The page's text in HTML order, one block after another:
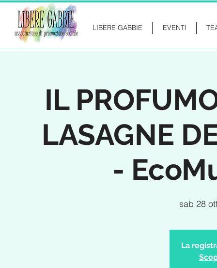
LIBERE GABBIE EVENTI
IL
LASAGNE
-
sab 28
La